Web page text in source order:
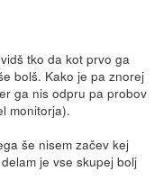
tko da kot prvo ga
bolš. Kako je pa znorej
ga nis odpru pa probov
monitorja).
še nisem začev kej
je vse skupej bolj